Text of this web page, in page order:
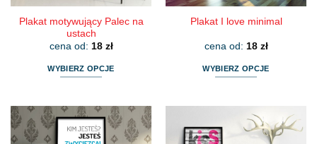
Plakat motywujący Palec na
ustach
cena od: 18 zł
WYBIERZ OPCJE
ma
wiele
Plakat I love minimal
cena od: 18 zł
WYBIERZ OPCJE
wiele